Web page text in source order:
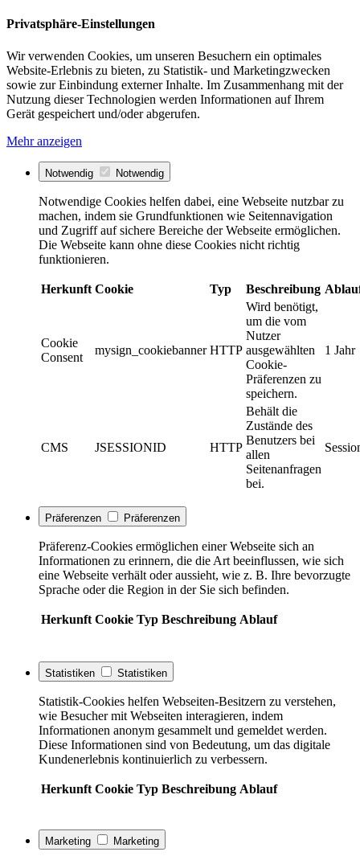
Privatsphäre-Einstellungen
Wir verwenden Cookies, um unseren Besuchern ein optimales
Website-Erlebnis zu bieten, zu Statistik- und Marketingzwecken
sowie zur Einbindung externer Inhalte. Im Zusammenhang mit der
Nutzung dieser Technologien werden Informationen auf Ihrem
Gerät gespeichert und/oder abgerufen.
Mehr anzeigen
Notwendig Notwendig
Notwendige Cookies helfen dabei, eine Webseite nutzbar zu
machen, indem sie Grundfunktionen wie Seitennavigation
und Zugriff auf sichere Bereiche der Webseite ermöglichen.
Die Webseite kann ohne diese Cookies nicht richtig
funktionieren.
Herkunft Cookie Typ Beschreibung
Cookie
Consent
mysign_cookiebanner HTTP
Wird benötigt,
um die vom
Nutzer
ausgewählten
Cookie-
Präferenzen zu
speichern.
1 Jahr
CMS JSESSIONID HTTP
Behält die
Zustände des
Benutzers bei
allen
Seitenanfragen
bei.
Präferenzen Präferenzen
Präferenz-Cookies ermöglichen einer Webseite sich an
Informationen zu erinnern, die die Art beeinflussen, wie sich
eine Webseite verhält oder aussieht, wie z. B. Ihre bevorzugte
Sprache oder die Region in der Sie sich befinden.
Herkunft Cookie Typ Beschreibung Ablauf
Statistiken Statistiken
Statistik-Cookies helfen Webseiten-Besitzern zu verstehen,
wie Besucher mit Webseiten interagieren, indem
Informationen anonym gesammelt und gemeldet werden.
Diese Informationen sind von Bedeutung, um das digitale
Kundenerlebnis kontinuierlich zu verbessern.
Herkunft Cookie Typ Beschreibung Ablauf
Marketing Marketing